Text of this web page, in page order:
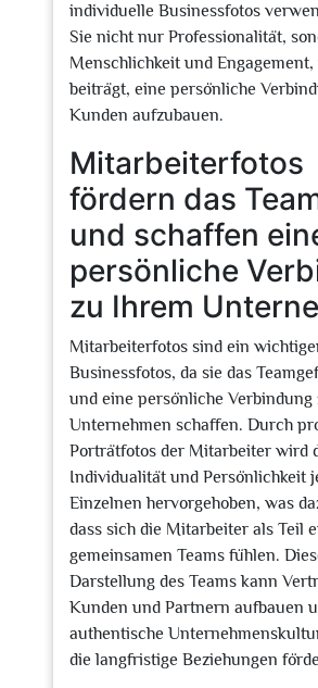
individuelle Businessfotos
Sie nicht nur Professionalität,
Menschlichkeit und Engagement,
beiträgt, eine persönliche
Kunden aufzubauen.
Mitarbeiterfotos
fördern das
und schaffen
persönliche
zu Ihrem
Mitarbeiterfotos sind ein
Businessfotos, da sie das
und eine persönliche Verbindung
Unternehmen schaffen. Durch
Porträtfotos der Mitarbeiter wird
Individualität und Persönlichkeit
Einzelnen hervorgehoben, was
dass sich die Mitarbeiter als Teil
gemeinsamen Teams fühlen.
Darstellung des Teams kann
Kunden und Partnern aufbauen
authentische
die langfristige Beziehungen